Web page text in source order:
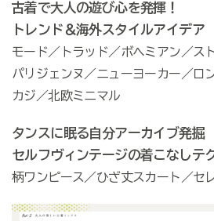
古着で大人の遊び心を発揮！
トレンド＆海外スタイルアイデア
モード／トラッド／ボヘミアン／ス
パリジェンヌ／ニューヨーカー／ロ
カジ／北欧ミニマル
タンスに眠る自分アーカイブ発掘
セルフヴィンテージの着こなしテ
柄ワンピース／ひざ丈スカート／セ